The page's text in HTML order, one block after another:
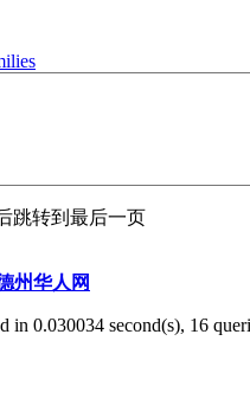
跳转到最后一页
州华人网
in 0.030034 second(s), 16